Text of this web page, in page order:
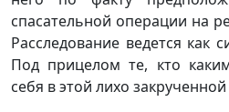
спасательной операции на
Расследование ведется как
Под прицелом те, кто
себя в этой лихо